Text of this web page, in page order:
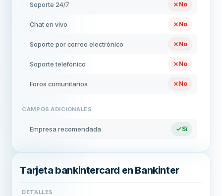
Soporte 24/7 No
Chat en vivo No
Soporte por correo electrónico No
Soporte telefónico No
Foros comunitarios No
CAMPOS ADICIONALES
Empresa recomendada Sí
Tarjeta bankintercard en Bankinter
DETALLES